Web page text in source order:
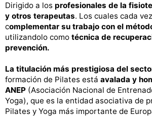
Dirigido a los profesionales de la
y otros terapeutas. Los cuales cada
complementar su trabajo con el
utilizandolo como técnica de
prevención.
La titulación más prestigiosa del
formación de Pilates está avalada y
ANEP (Asociación Nacional de
Yoga), que es la entidad asociativa de
Pilates y Yoga más importante de